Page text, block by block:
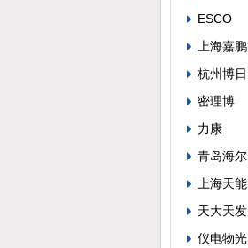
ESCO
上海嘉鹏
杭州博日
密理博
力康
青岛海尔
上海天能
天大天发
仪电物光